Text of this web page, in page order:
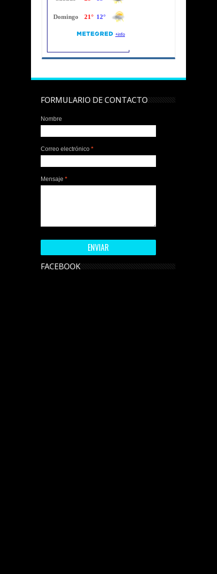
FORMULARIO DE CONTACTO
Nombre
Correo electrónico *
Mensaje *
FACEBOOK